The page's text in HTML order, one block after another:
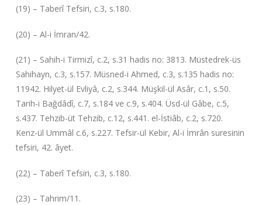
(19) – Taberî Tefsiri, c.3, s.180.
(20) – Al-i İmran/42.
(21) – Sahih-i Tirmizî, c.2, s.31 hadis no: 3813. Müstedrek-üs
Sahihayn, c.3, s.157. Müsned-i Ahmed, c.3, s.135 hadis no:
11942. Hilyet-ül Evliyâ, c.2, s.344. Müşkil-ül Asâr, c.1, s.50.
Tarih-i Bağdâdî, c.7, s.184 ve c.9, s.404. Üsd-ül Gâbe, c.5,
s.437. Tehzib-üt Tehzib, c.12, s.441. el-İstiâb, c.2, s.720.
Kenz-ül Ummâl c.6, s.227. Tefsir-ül Kebir, Al-i İmrân suresinin
tefsiri, 42. âyet.
(22) – Taberî Tefsiri, c.3, s.180.
(23) – Tahrim/11.